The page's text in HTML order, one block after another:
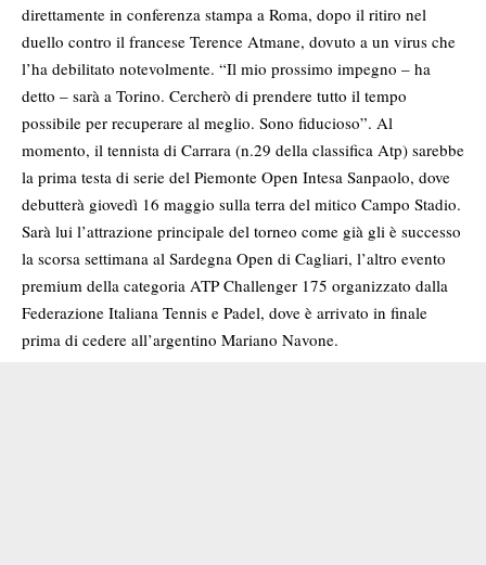
direttamente in conferenza stampa a Roma, dopo il ritiro nel
duello contro il francese Terence Atmane, dovuto a un virus che
l’ha debilitato notevolmente. “Il mio prossimo impegno – ha
detto – sarà a Torino. Cercherò di prendere tutto il tempo
possibile per recuperare al meglio. Sono fiducioso”. Al
momento, il tennista di Carrara (n.29 della classifica Atp) sarebbe
la prima testa di serie del Piemonte Open Intesa Sanpaolo, dove
debutterà giovedì 16 maggio sulla terra del mitico Campo Stadio.
Sarà lui l’attrazione principale del torneo come già gli è successo
la scorsa settimana al Sardegna Open di Cagliari, l’altro evento
premium della categoria ATP Challenger 175 organizzato dalla
Federazione Italiana Tennis e Padel, dove è arrivato in finale
prima di cedere all’argentino Mariano Navone.